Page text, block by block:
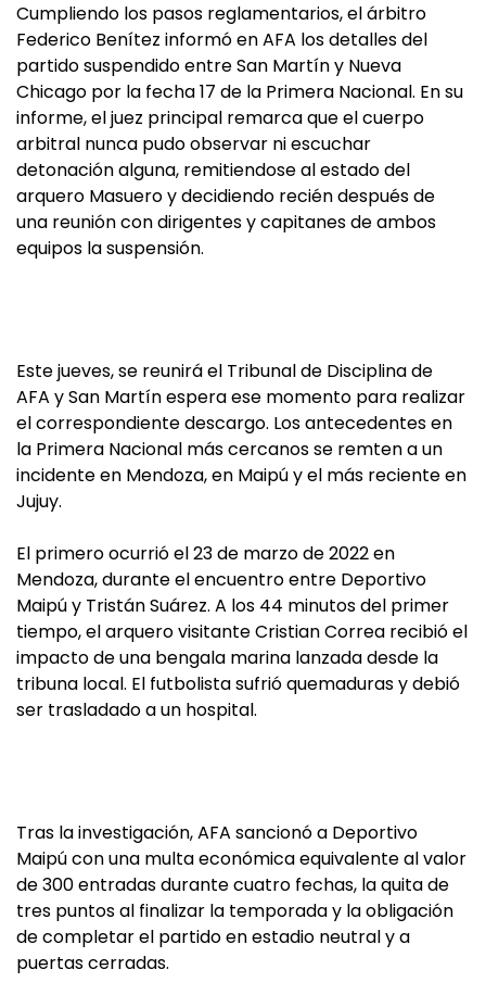
Cumpliendo los pasos reglamentarios, el árbitro
Federico Benítez informó en AFA los detalles del
partido suspendido entre San Martín y Nueva
Chicago por la fecha 17 de la Primera Nacional. En su
informe, el juez principal remarca que el cuerpo
arbitral nunca pudo observar ni escuchar
detonación alguna, remitiendose al estado del
arquero Masuero y decidiendo recién después de
una reunión con dirigentes y capitanes de ambos
equipos la suspensión.
Este jueves, se reunirá el Tribunal de Disciplina de
AFA y San Martín espera ese momento para realizar
el correspondiente descargo. Los antecedentes en
la Primera Nacional más cercanos se remten a un
incidente en Mendoza, en Maipú y el más reciente en
Jujuy.
El primero ocurrió el 23 de marzo de 2022 en
Mendoza, durante el encuentro entre Deportivo
Maipú y Tristán Suárez. A los 44 minutos del primer
tiempo, el arquero visitante Cristian Correa recibió el
impacto de una bengala marina lanzada desde la
tribuna local. El futbolista sufrió quemaduras y debió
ser trasladado a un hospital.
Tras la investigación, AFA sancionó a Deportivo
Maipú con una multa económica equivalente al valor
de 300 entradas durante cuatro fechas, la quita de
tres puntos al finalizar la temporada y la obligación
de completar el partido en estadio neutral y a
puertas cerradas.